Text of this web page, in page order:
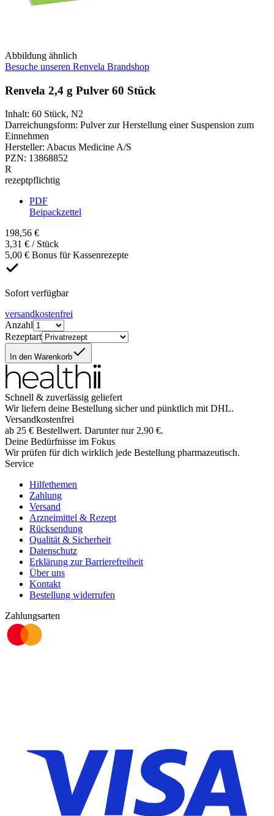
Abbildung ähnlich
Besuche unseren Renvela Brandshop
Renvela 2,4 g Pulver 60 Stück
Inhalt: 60 Stück, N2
Darreichungsform: Pulver zur Herstellung einer Suspension zum
Einnehmen
Hersteller: Abacus Medicine A/S
PZN: 13868852
R
rezeptpflichtig
PDF
Beipackzettel
198,56 €
3,31 € / Stück
5,00 € Bonus für Kassenrezepte
Sofort verfügbar
versandkostenfrei
Anzahl
Rezeptart
In den Warenkorb
Schnell & zuverlässig geliefert
Wir liefern deine Bestellung sicher und pünktlich mit DHL.
Versandkostenfrei
ab 25 € Bestellwert. Darunter nur 2,90 €.
Deine Bedürfnisse im Fokus
Wir prüfen für dich wirklich jede Bestellung pharmazeutisch.
Service
Hilfethemen
Zahlung
Versand
Arzneimittel & Rezept
Rücksendung
Qualität & Sicherheit
Datenschutz
Erklärung zur Barrierefreiheit
Über uns
Kontakt
Bestellung widerrufen
Zahlungsarten